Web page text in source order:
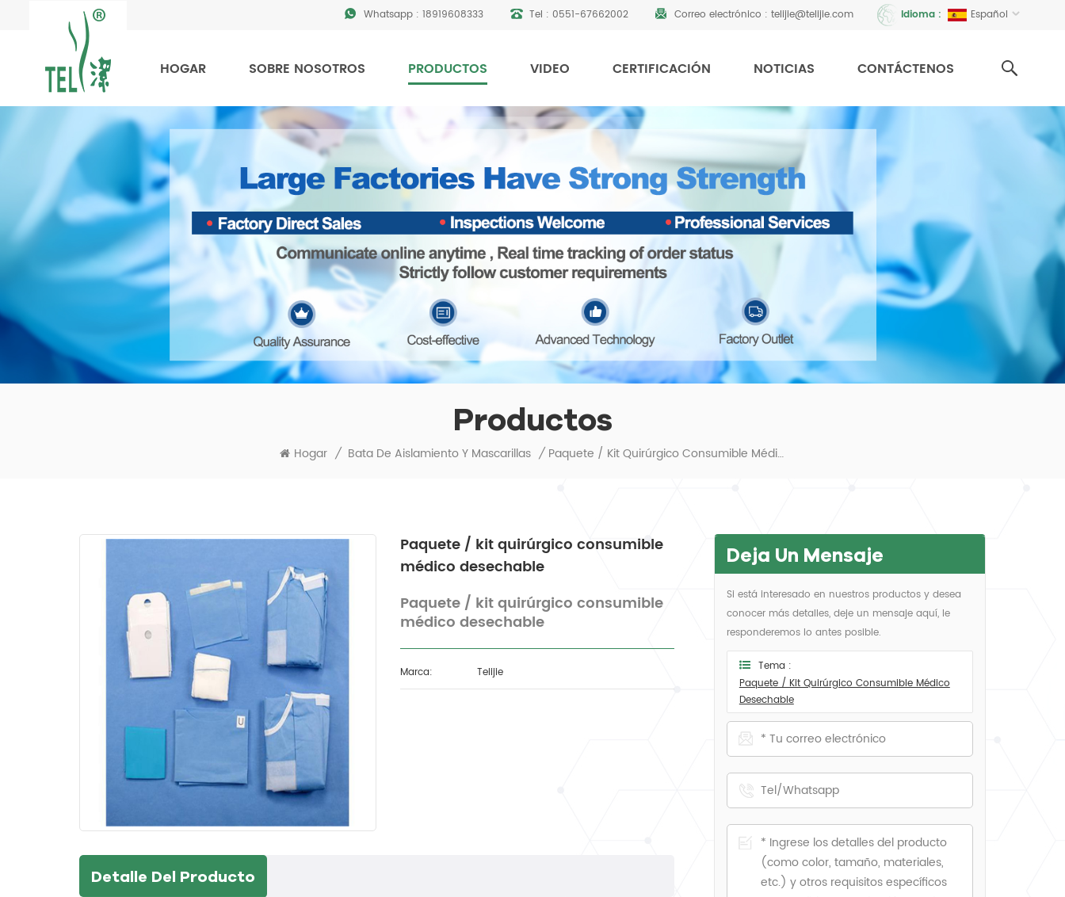
Idioma : Español
Whatsapp : 18919608333 Tel : 0551-67662002 Correo electrónico : telijie@telijie.com
HOGAR SOBRE NOSOTROS PRODUCTOS VIDEO CERTIFICACIÓN NOTICIAS CONTÁCTENOS
Productos
Hogar / Bata De Aislamiento Y Mascarillas / Paquete / Kit Quirúrgico Consumible Médico Desechable
Paquete / kit quirúrgico consumible
médico desechable
Paquete / kit quirúrgico consumible
médico desechable
Marca: Telijie
Detalle Del Producto
Deja Un Mensaje
Si está interesado en nuestros productos y desea
conocer más detalles, deje un mensaje aquí, le
responderemos lo antes posible.
Tema :
Paquete / Kit Quirúrgico Consumible Médico
Desechable